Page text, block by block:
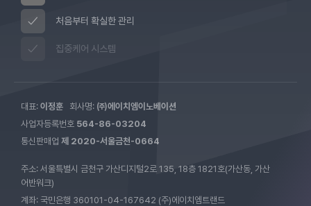
처음부터 확실한 관리
집중케어 시스템
대표: 이정훈 회사명: ㈜에이치엠이노베이션
사업자등록번호 564-86-03204
통신판매업 제 2020-서울금천-0664
주소: 서울특별시 금천구 가산디지털2로 135, 18층 1821호(가산동, 가산
어반워크)
계좌: 국민은행 360101-04-167642 (주)에이치엠트랜드